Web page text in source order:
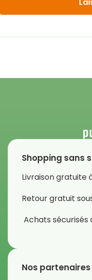
Shopping sans
Livraison gratuite
Retour gratuit
Achats sécurisés
Nos